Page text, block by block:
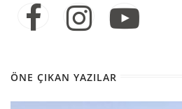
ÖNE ÇIKAN YAZILAR